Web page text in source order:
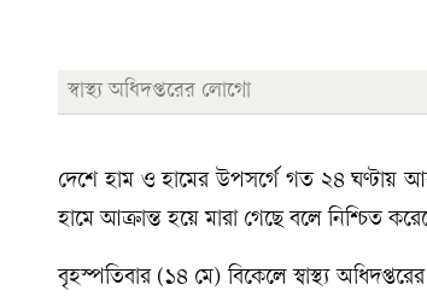
স্বাস্থ্য অধিদপ্তরের লোগো
দেশে হাম ও হামের উপসর্গে গত ২৪ ঘণ্টায়
হামে আক্রান্ত হয়ে মারা গেছে বলে নিশ্চিত
বৃহস্পতিবার (১৪ মে) বিকেলে স্বাস্থ্য